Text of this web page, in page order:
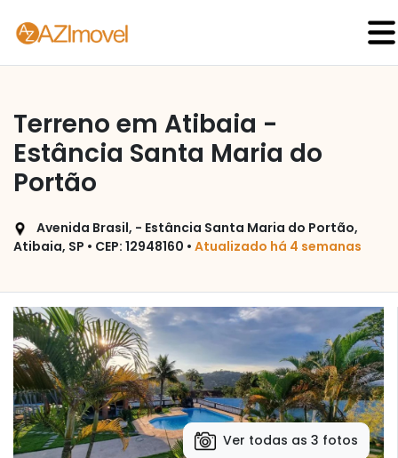
Terreno em Atibaia -
Estância Santa Maria do
Portão
Avenida Brasil, - Estância Santa Maria do Portão,
Atibaia, SP • CEP: 12948160 • Atualizado há 4 semanas
Ver todas as 3 fotos